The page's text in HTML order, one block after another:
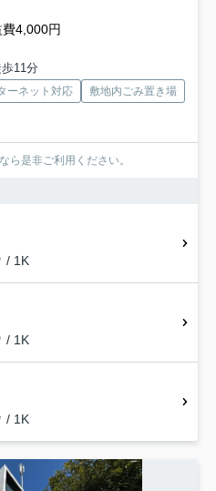
4,000円
11分
ーネット対応
敷地内ごみ置き場
ら是非ご利用ください。
/ 1K
/ 1K
/ 1K